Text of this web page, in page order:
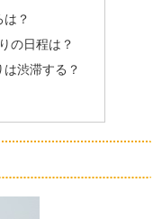
？
の日程は？
渋滞する？